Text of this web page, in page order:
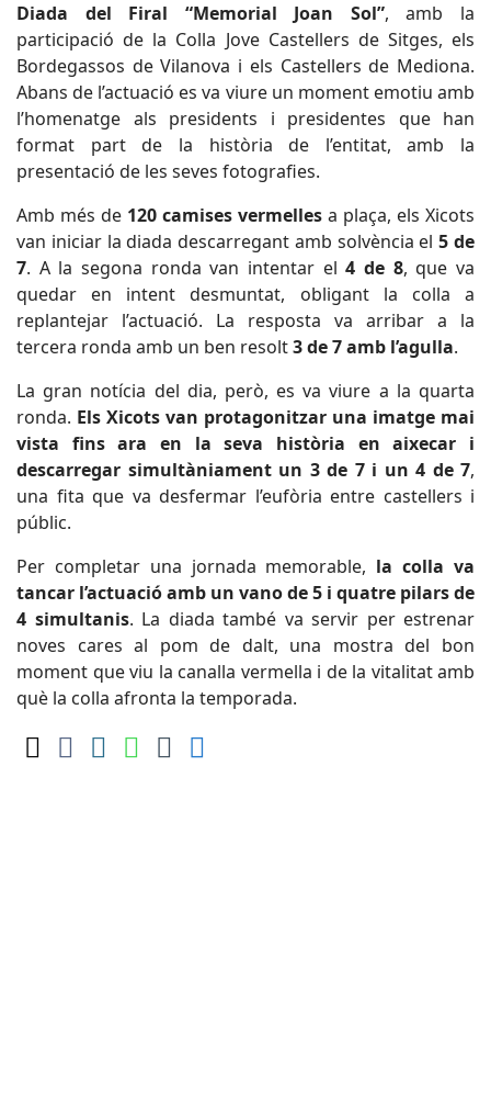
Diada del Firal “Memorial Joan Sol”, amb la
participació de la Colla Jove Castellers de Sitges, els
Bordegassos de Vilanova i els Castellers de Mediona.
Abans de l’actuació es va viure un moment emotiu amb
l’homenatge als presidents i presidentes que han
format part de la història de l’entitat, amb la
presentació de les seves fotografies.
Amb més de 120 camises vermelles a plaça, els Xicots
van iniciar la diada descarregant amb solvència el5 de
7. A la segona ronda van intentar el4 de 8, que va
quedar en intent desmuntat, obligant la colla a
replantejar l’actuació. La resposta va arribar a la
tercera ronda amb un ben resolt3 de 7 amb l’agulla.
La gran notícia del dia, però, es va viure a la quarta
ronda. Els Xicots van protagonitzar una imatge mai
vista fins ara en la seva història en aixecar i
descarregar simultàniament un 3 de 7 i un 4 de 7,
una fita que va desfermar l’eufòria entre castellers i
públic.
Per completar una jornada memorable, la colla va
tancar l’actuació amb un vano de 5 i quatre pilars de
4 simultanis. La diada també va servir per estrenar
noves cares al pom de dalt, una mostra del bon
moment que viu la canalla vermella i de la vitalitat amb
què la colla afronta la temporada.